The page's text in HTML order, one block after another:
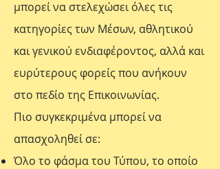
μπορεί να στελεχώσει όλες τις
κατηγορίες των Μέσων, αθλητικού
και γενικού ενδιαφέροντος, αλλά και
ευρύτερους φορείς που ανήκουν
στο πεδίο της Επικοινωνίας.
Πιο συγκεκριμένα μπορεί να
απασχοληθεί σε:
Όλο το φάσμα του Τύπου, το οποίο